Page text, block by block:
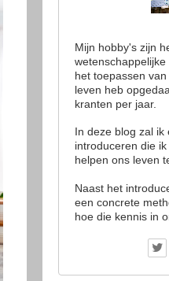
Mijn hobby's zijn
het toepassen
leven heb
kranten per jaar.
In deze blog zal ik
introduceren die
helpen ons leven
Naast het
een concrete
hoe die kennis in